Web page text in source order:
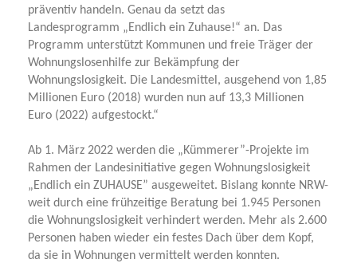
präventiv handeln. Genau da setzt das
Landesprogramm „Endlich ein Zuhause!“ an. Das
Programm unterstützt Kommunen und freie Träger der
Wohnungslosenhilfe zur Bekämpfung der
Wohnungslosigkeit. Die Landesmittel, ausgehend von 1,85
Millionen Euro (2018) wurden nun auf 13,3 Millionen
Euro (2022) aufgestockt.“
Ab 1. März 2022 werden die „Kümmerer”-Projekte im
Rahmen der Landesinitiative gegen Wohnungslosigkeit
Endlich ein ZUHAUSE” ausgeweitet. Bislang konnte NRW-
weit durch eine frühzeitige Beratung bei 1.945 Personen
die Wohnungslosigkeit verhindert werden. Mehr als 2.600
Personen haben wieder ein festes Dach über dem Kopf,
da sie in Wohnungen vermittelt werden konnten.